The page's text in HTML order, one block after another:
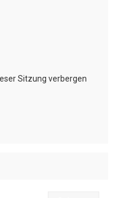
Sitzung verbergen